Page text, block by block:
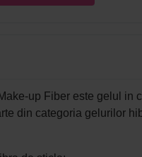
up Fiber este gelul
din categoria gelurilor